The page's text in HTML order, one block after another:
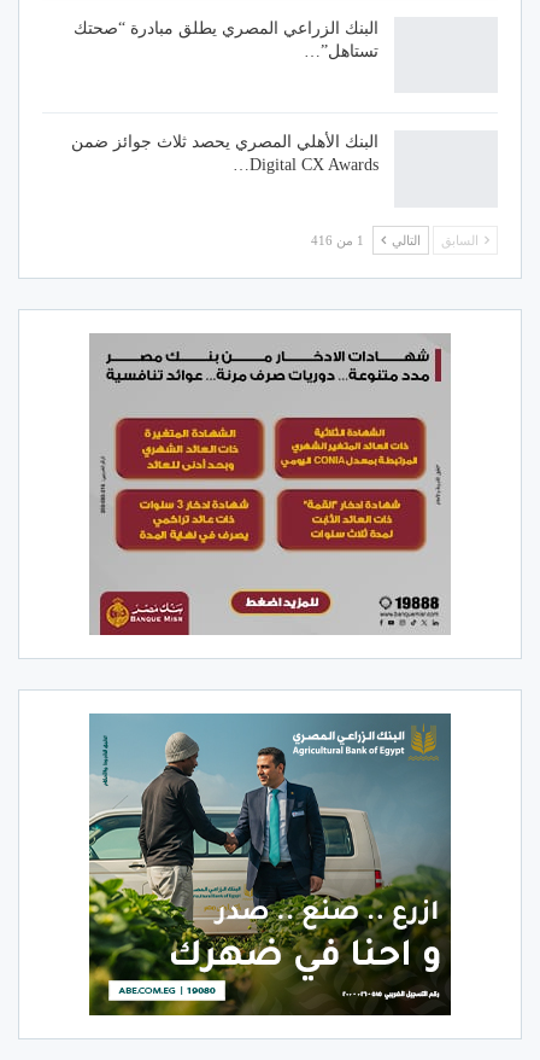
البنك الزراعي المصري يطلق مبادرة “صحتك
تستاهل”…
البنك الأهلي المصري يحصد ثلاث جوائز ضمن
Digital CX Awards…
السابق التالي 1 من 416